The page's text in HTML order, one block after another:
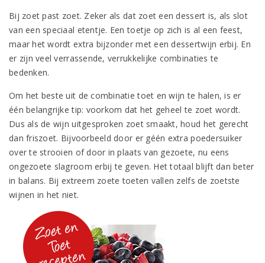
Bij zoet past zoet. Zeker als dat zoet een dessert is, als slot
van een speciaal etentje. Een toetje op zich is al een feest,
maar het wordt extra bijzonder met een dessertwijn erbij. En
er zijn veel verrassende, verrukkelijke combinaties te
bedenken.
Om het beste uit de combinatie toet en wijn te halen, is er
één belangrijke tip: voorkom dat het geheel te zoet wordt.
Dus als de wijn uitgesproken zoet smaakt, houd het gerecht
dan friszoet. Bijvoorbeeld door er géén extra poedersuiker
over te strooien of door in plaats van gezoete, nu eens
ongezoete slagroom erbij te geven. Het totaal blijft dan beter
in balans. Bij extreem zoete toeten vallen zelfs de zoetste
wijnen in het niet.